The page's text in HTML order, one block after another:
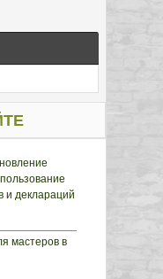
и деклараций
мастеров в